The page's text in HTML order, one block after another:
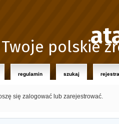
Twoje polskie
regulamin szukaj
się zalogować lub zarejestrować.